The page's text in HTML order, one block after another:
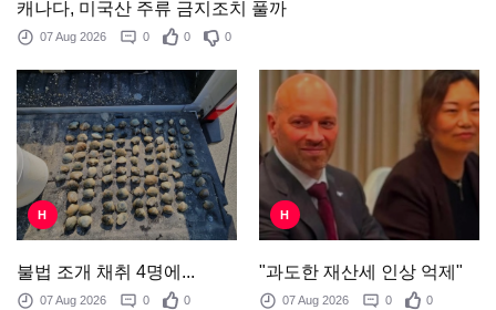
캐나다, 미국산 주류 금지조치 풀까
07 Aug 2026 0 0 0
H
불법 조개 채취 4명에...
07 Aug 2026 0
0
H
"과도한 재산세 인상 억제"
07 Aug 2026 0
0